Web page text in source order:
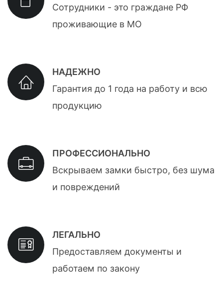
Сотрудники - это граждане РФ
проживающие в МО
НАДЕЖНО
Гарантия до 1 года на работу и всю
продукцию
ПРОФЕССИОНАЛЬНО
Вскрываем замки быстро, без шума
и повреждений
ЛЕГАЛЬНО
Предоставляем документы и
работаем по закону